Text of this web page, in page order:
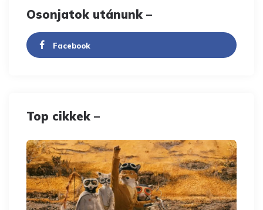
Osonjatok utánunk –
Facebook
Top cikkek –